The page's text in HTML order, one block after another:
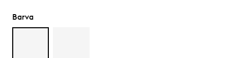
Barva